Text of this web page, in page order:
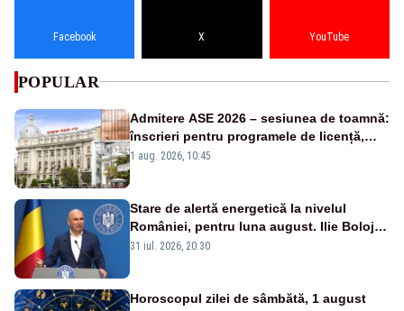
Facebook X YouTube
POPULAR
Admitere ASE 2026 – sesiunea de toamnă:
înscrieri pentru programele de licență,
masterat și doctorat
1 aug. 2026, 10:45
Stare de alertă energetică la nivelul
României, pentru luna august. Ilie Bolojan
a anunțat importuri și posibile restricții –
31 iul. 2026, 20:30
Horoscopul zilei de sâmbătă, 1 august